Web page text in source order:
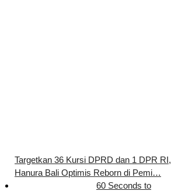
Targetkan 36 Kursi DPRD dan 1 DPR RI,
Hanura Bali Optimis Reborn di Pemi…
60 Seconds to